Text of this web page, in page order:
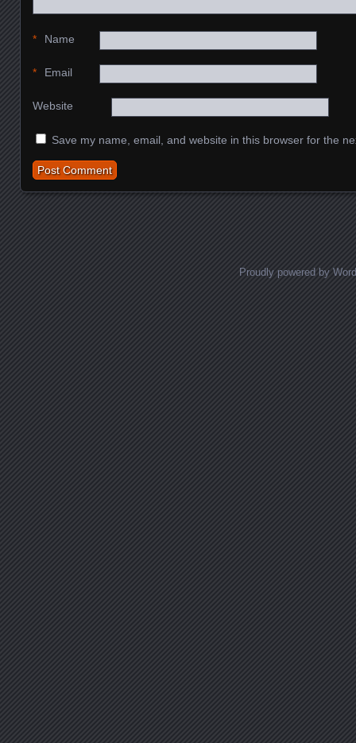
Name
*
Email
*
Website
Save my name, email, and website in this browser for the
Proudly powered by